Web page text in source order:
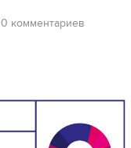
0 комментариев